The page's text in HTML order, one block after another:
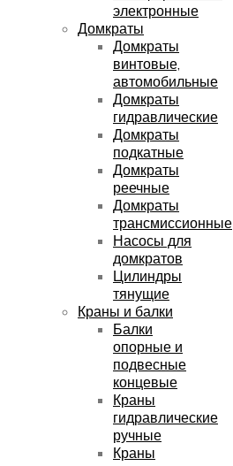
электронные
Домкраты
Домкраты
винтовые,
автомобильные
Домкраты
гидравлические
Домкраты
подкатные
Домкраты
реечные
Домкраты
трансмиссионные
Насосы для
домкратов
Цилиндры
тянущие
Краны и балки
Балки
опорные и
подвесные
концевые
Краны
гидравлические
ручные
Краны